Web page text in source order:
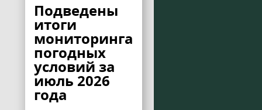
Подведены
итоги
мониторинга
погодных
условий за
июль 2026
года